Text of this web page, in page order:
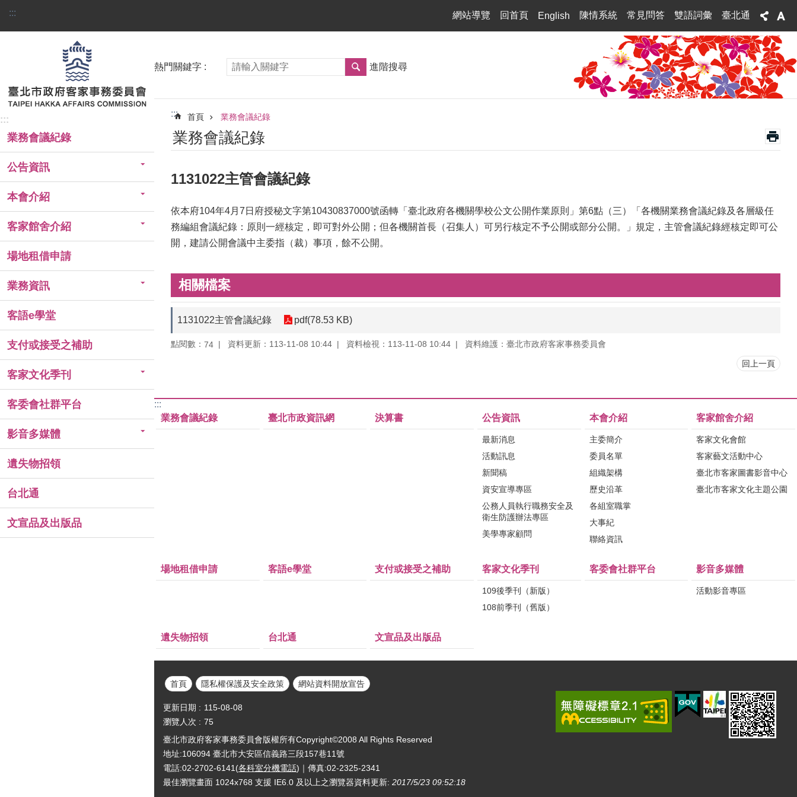
跳到主要內容區塊
::: 網站導覽 回首頁 English 陳情系統 常見問答 雙語詞彙 臺北通
:::
業務會議紀錄
公告資訊
本會介紹
客家館舍介紹
場地租借申請
業務資訊
客語e學堂
支付或接受之補助
客家文化季刊
客委會社群平台
影音多媒體
遺失物招領
台北通
文宣品及出版品
熱門關鍵字 進階搜尋
::: 首頁 業務會議紀錄
業務會議紀錄
1131022主管會議紀錄
依本府104年4月7日府授秘文字第10430837000號函轉「臺北政府各機關學校公文公開作業原則」第6點（三）「各機關業務會議紀錄及各層級任
務編組會議紀錄：原則一經核定，即可對外公開；但各機關首長（召集人）可另行核定不予公開或部分公開。」規定，主管會議紀錄經核定即可公
開，建請公開會議中主委指（裁）事項，餘不公開。
相關檔案
1131022主管會議紀錄 pdf(78.53 KB)
點閱數： 74 資料更新：113-11-08 10:44 資料檢視：113-11-08 10:44 資料維護：臺北市政府客家事務委員會
回上一頁
:::
業務會議紀錄
臺北市政資訊網 決算書 公告資訊
最新消息
活動訊息
新聞稿
資安宣導專區
公務人員執行職務安全及
衛生防護辦法專區
美學專家顧問
本會介紹
主委簡介
委員名單
組織架構
歷史沿革
各組室職掌
大事紀
聯絡資訊
客家館舍介紹
客家文化會館
客家藝文活動中心
臺北市客家圖書影音中心
臺北市客家文化主題公園
場地租借申請 客語e學堂 支付或接受之補助 客家文化季刊
109後季刊（新版）
108前季刊（舊版）
客委會社群平台 影音多媒體
活動影音專區
遺失物招領 台北通 文宣品及出版品
首頁 隱私權保護及安全政策 網站資料開放宣告
更新日期
115-08-08
瀏覽人次
75
臺北市政府客家事務委員會版權所有Copyright©2008 All Rights Reserved
地址:106094 臺北市大安區信義路三段157巷11號
電話:02-2702-6141(各科室分機電話)｜傳真:02-2325-2341
最佳瀏覽畫面 1024x768 支援 IE6.0 及以上之瀏覽器資料更新: 2017/5/23 09:52:18